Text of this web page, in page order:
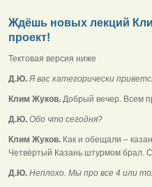
Ждёшь новых лекций
проект!
Тектовая версия ниже
Д.Ю.Я вас категорически
Клим Жуков. Добрый вечер. Всем
Д.Ю. Обо что сегодня?
Клим Жуков. Как и обещали –
Четвёртый Казань штурмом брал.
Д.Ю. Неплохо. Мы про все 4 или